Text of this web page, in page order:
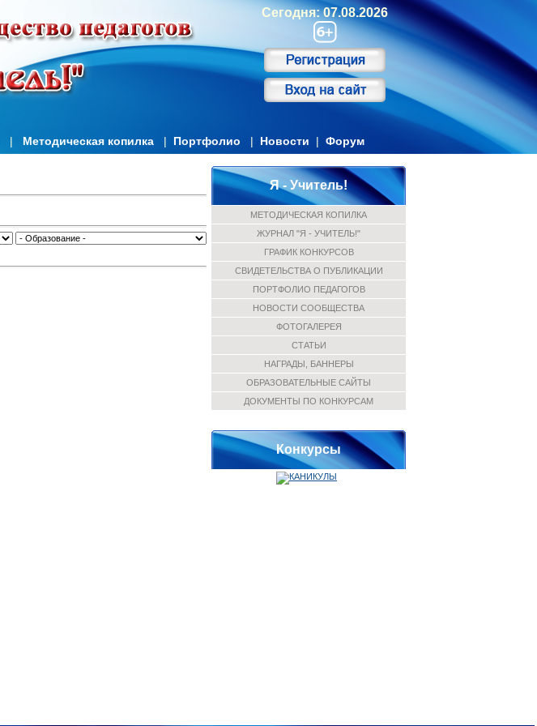
Сегодня: 07.08.2026
| Методическая копилка | Портфолио | Новости | Форум
Я - Учитель!
МЕТОДИЧЕСКАЯ КОПИЛКА
ЖУРНАЛ "Я - УЧИТЕЛЬ!"
ГРАФИК КОНКУРСОВ
СВИДЕТЕЛЬСТВА О ПУБЛИКАЦИИ
ПОРТФОЛИО ПЕДАГОГОВ
НОВОСТИ СООБЩЕСТВА
ФОТОГАЛЕРЕЯ
СТАТЬИ
НАГРАДЫ, БАННЕРЫ
ОБРАЗОВАТЕЛЬНЫЕ САЙТЫ
ДОКУМЕНТЫ ПО КОНКУРСАМ
Конкурсы